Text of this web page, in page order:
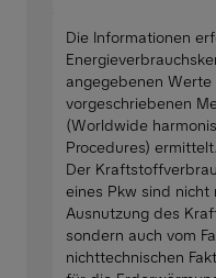
Die Informationen
angegebenen
vorgeschriebenen
(Worldwide
Procedures) ermittelt.
Der
eines Pkw sind
Ausnutzung des
sondern auch vom
nichttechnischen